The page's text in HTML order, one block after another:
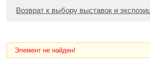
Возврат к выбору выставок и
Элемент не найден!